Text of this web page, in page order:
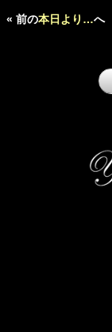
« 前の本日より…へ